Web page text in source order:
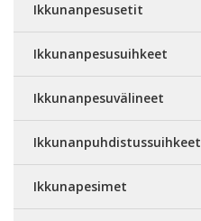
Ikkunanpesusetit
Ikkunanpesusuihkeet
Ikkunanpesuvälineet
Ikkunanpuhdistussuihkeet
Ikkunapesimet